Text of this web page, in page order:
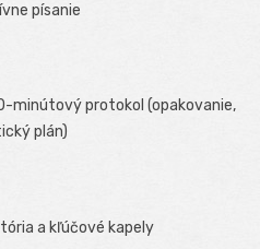
písanie
minútový protokol (opakovanie,
plán)
a kľúčové kapely